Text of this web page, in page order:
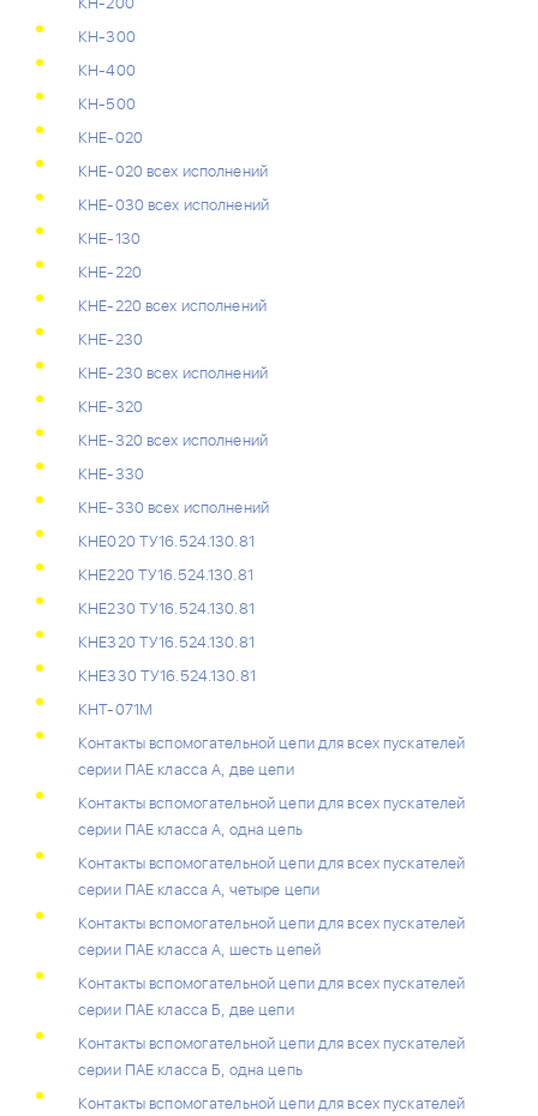
КН-300
КН-400
КН-500
КНЕ-020
КНЕ-020 всех исполнений
КНЕ-030 всех исполнений
КНЕ-130
КНЕ-220
КНЕ-220 всех исполнений
КНЕ-230
КНЕ-230 всех исполнений
КНЕ-320
КНЕ-320 всех исполнений
КНЕ-330
КНЕ-330 всех исполнений
КНЕ020 ТУ16.524.130.81
КНЕ220 ТУ16.524.130.81
КНЕ230 ТУ16.524.130.81
КНЕ320 ТУ16.524.130.81
КНЕ330 ТУ16.524.130.81
КНТ-071М
Контакты вспомогательной цепи для всех пускателей
серии ПАЕ класса А, две цепи
Контакты вспомогательной цепи для всех пускателей
серии ПАЕ класса А, одна цепь
Контакты вспомогательной цепи для всех пускателей
серии ПАЕ класса А, четыре цепи
Контакты вспомогательной цепи для всех пускателей
серии ПАЕ класса А, шесть цепей
Контакты вспомогательной цепи для всех пускателей
серии ПАЕ класса Б, две цепи
Контакты вспомогательной цепи для всех пускателей
серии ПАЕ класса Б, одна цепь
Контакты вспомогательной цепи для всех пускателей